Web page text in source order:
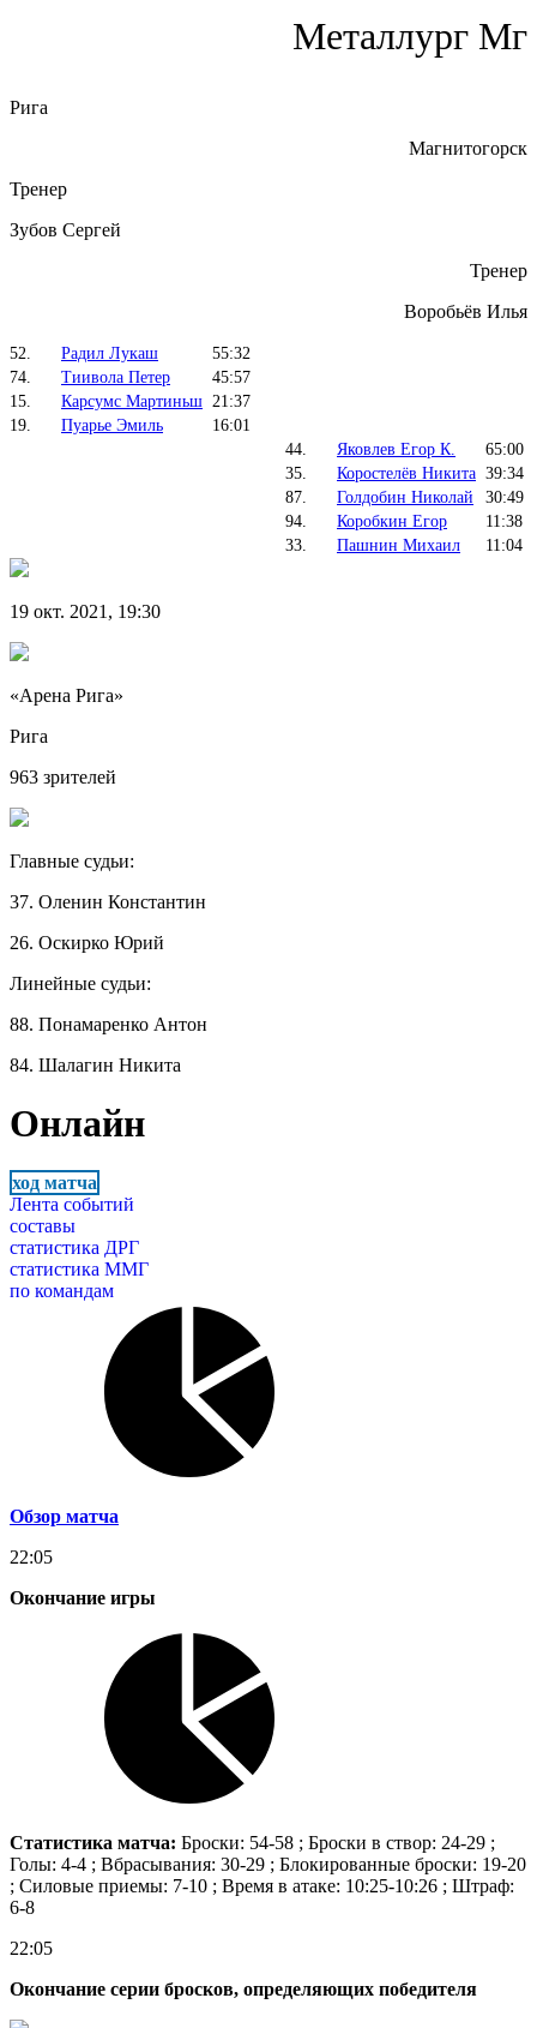
Металлург Мг
Рига
Магнитогорск
Тренер
Зубов Сергей
Тренер
Воробьёв Илья
52. Радил Лукаш
55:32
74.
Тиивола Петер
45:57
15.
Карсумс Мартиньш 21:37
19.
Пуарье Эмиль
16:01
44.
Яковлев Егор К.
65:00
35.
Коростелёв Никита 39:34
87.
Голдобин Николай
30:49
94.
Коробкин Егор
11:38
33.
Пашнин Михаил 11:04
19 окт. 2021, 19:30
«Арена Рига»
Рига
963 зрителей
Главные судьи:
37. Оленин Константин
26. Оскирко Юрий
Линейные судьи:
88. Понамаренко Антон
84. Шалагин Никита
Онлайн
ход матча
Лента событий
составы
статистика ДРГ
статистика ММГ
по командам
Обзор матча
22:05
Окончание игры
Статистика матча: Броски: 54-58 ; Броски в створ: 24-29 ;
Голы: 4-4 ; Вбрасывания: 30-29 ; Блокированные броски: 19-20
; Силовые приемы: 7-10 ; Время в атаке: 10:25-10:26 ; Штраф:
6-8
22:05
Окончание серии бросков, определяющих победителя